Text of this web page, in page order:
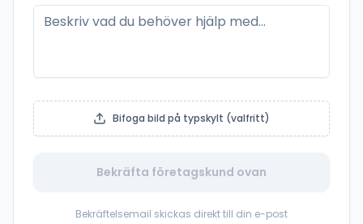
Bifoga bild på typskylt (valfritt)
Bekräfta företagskund ovan
Bekräftelsemail skickas direkt till din e-post